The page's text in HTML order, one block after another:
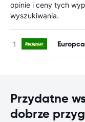
opinie i ceny tych
wyszukiwania.
Przydatne
dobrze